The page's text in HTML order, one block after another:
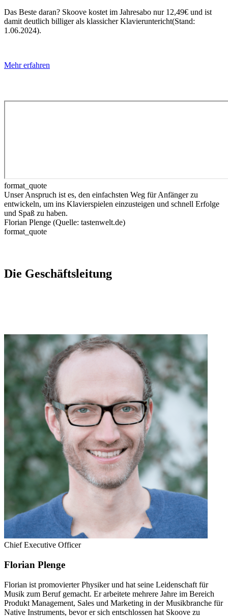
Das Beste daran? Skoove kostet im Jahresabo nur 12,49€ ­und ist
damit deutlich billiger als klassicher Klavieruntericht(Stand:
1.06.2024).
Mehr erfahren
format_quote
Unser Anspruch ist es, den einfachsten Weg für Anfänger zu
entwickeln, um ins Klavierspielen einzusteigen und schnell Erfolge
und Spaß zu haben.
Florian Plenge (Quelle: tastenwelt.de)
format_quote
Die Geschäftsleitung
Chief Executive Officer
Florian Plenge
Florian ist promovierter Physiker und hat seine Leidenschaft für
Musik zum Beruf gemacht. Er arbeitete mehrere Jahre im Bereich
Produkt Management, Sales und Marketing in der Musikbranche für
Native Instruments, bevor er sich entschlossen hat Skoove zu